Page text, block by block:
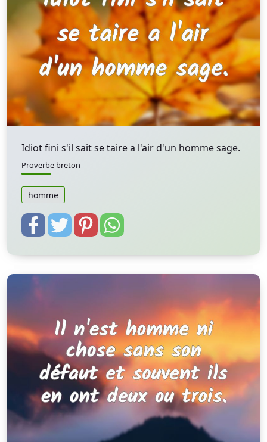
Idiot fini s'il sait se taire a l'air d'un homme sage.
Proverbe breton
homme